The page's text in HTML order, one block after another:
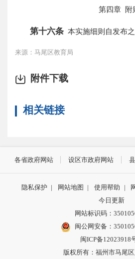
第四章 附
第十六条本实施细则自发布之
来源：马尾区教育局
附件下载
相关链接
各省政府网站 设区市政府网站
隐私保护 | 网站地图 | 使用帮助 |
今日更新
网站标识码：
闽公网安备：
闽ICP备12023918
版权所有：福州市马尾